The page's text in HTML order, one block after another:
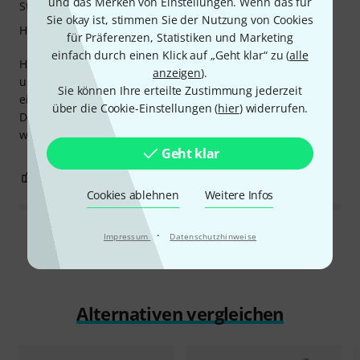
Sie okay ist, stimmen Sie der Nutzung von Cookies
für Präferenzen, Statistiken und Marketing
einfach durch einen Klick auf „Geht klar“ zu (alle
anzeigen).
Sie können Ihre erteilte Zustimmung jederzeit
über die Cookie-Einstellungen (hier) widerrufen.
Geht klar
Cookies ablehnen Weitere Infos
Impressum · Datenschutzhinweise
Hält gut am HiHat Stativ, die Flügelschrauben laufen prima
und ich hätte es nach den Bildern nicht so stabil
eingeschätzt.
Da könnte man eine kleine Snare dran befestigen (kommt
wahrscheinlich auch so).
Stabilität
Handling
Alle Bewertungen lesen
Alternativen vergleichen